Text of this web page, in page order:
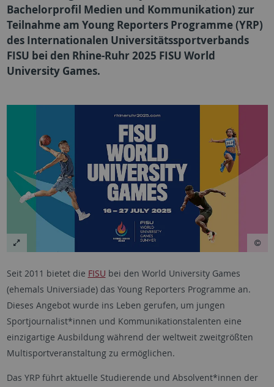
Bachelorprofil Medien und Kommunikation) zur
Teilnahme am Young Reporters Programme (YRP)
des Internationalen Universitätssportverbands
FISU bei den Rhine-Ruhr 2025 FISU World
University Games.
Seit 2011 bietet die FISU bei den World University Games
(ehemals Universiade) das Young Reporters Programme an.
Dieses Angebot wurde ins Leben gerufen, um jungen
Sportjournalist*innen und Kommunikationstalenten eine
einzigartige Ausbildung während der weltweit zweitgrößten
Multisportveranstaltung zu ermöglichen.
Das YRP führt aktuelle Studierende und Absolvent*innen der